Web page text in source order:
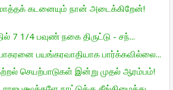
கடனையும் நான் அடைக்கிறேன்!
7 1/4 பவுண் நகை திருட்டு - சந்...
பயங்கரவாதியாக பார்க்கவில்லை...
செயற்பாடுகள் இன்று முதல் ஆரம்பம்!